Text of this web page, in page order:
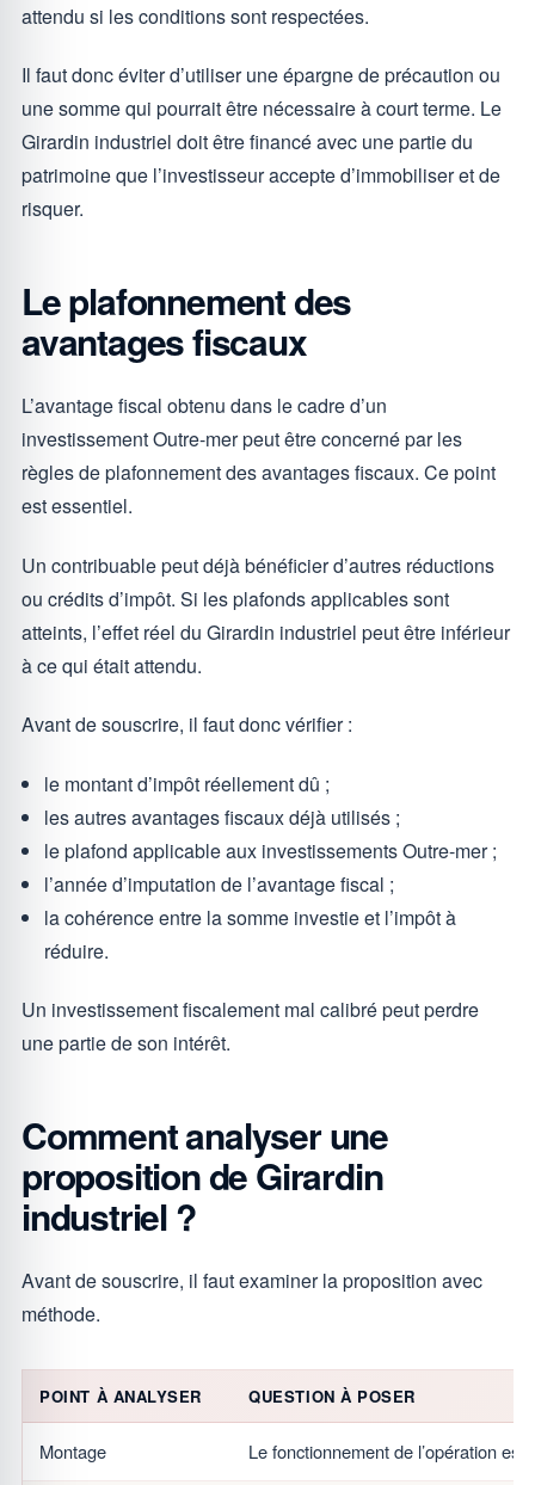
attendu si les conditions sont respectées.
Il faut donc éviter d’utiliser une épargne de précaution ou
une somme qui pourrait être nécessaire à court terme. Le
Girardin industriel doit être financé avec une partie du
patrimoine que l’investisseur accepte d’immobiliser et de
risquer.
Le plafonnement des
avantages fiscaux
L’avantage fiscal obtenu dans le cadre d’un
investissement Outre-mer peut être concerné par les
règles de plafonnement des avantages fiscaux. Ce point
est essentiel.
Un contribuable peut déjà bénéficier d’autres réductions
ou crédits d’impôt. Si les plafonds applicables sont
atteints, l’effet réel du Girardin industriel peut être inférieur
à ce qui était attendu.
Avant de souscrire, il faut donc vérifier :
le montant d’impôt réellement dû ;
les autres avantages fiscaux déjà utilisés ;
le plafond applicable aux investissements Outre-mer ;
l’année d’imputation de l’avantage fiscal ;
la cohérence entre la somme investie et l’impôt à
réduire.
Un investissement fiscalement mal calibré peut perdre
une partie de son intérêt.
Comment analyser une
proposition de Girardin
industriel ?
Avant de souscrire, il faut examiner la proposition avec
méthode.
POINT À ANALYSER QUESTION À POSER
Montage Le fonctionnement de l’opération